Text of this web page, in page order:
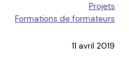
Projets
Formations de formateurs
11 avril 2019